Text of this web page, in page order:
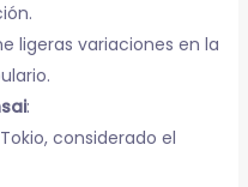
ligeras variaciones en la
:
considerado el